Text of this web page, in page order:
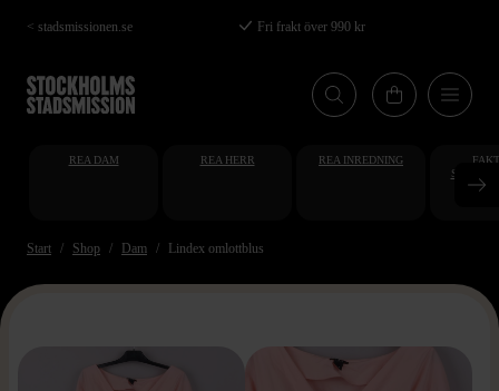
Hoppa
till
huvudinnehåll
< stadsmissionen.se Fri frakt över 990 kr
REA DAM REA HERR REA INREDNING
Start Shop Dam Lindex omlottblus